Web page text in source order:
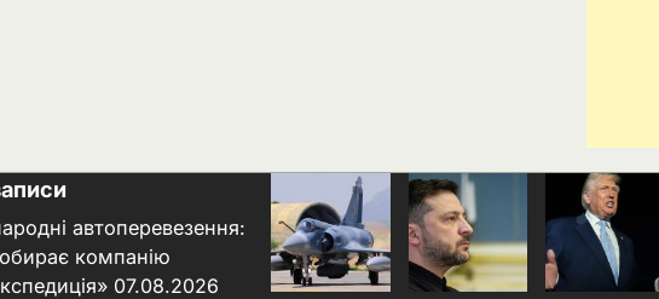
автоперевезення:
компанію
07.08.2026